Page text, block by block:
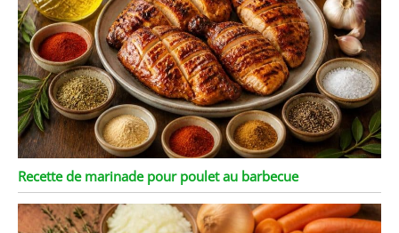
Recette de marinade pour poulet au barbecue